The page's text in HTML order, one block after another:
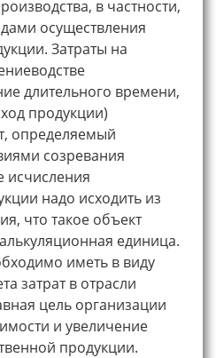
в частности,
осуществления
Затраты на
длительного времени,
продукции)
определяемый
созревания
исчисления
надо исходить из
что такое объект
единица.
иметь в виду
затрат в отрасли
цель организации
и увеличение
продукции.